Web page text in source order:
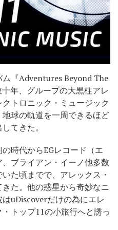
『Adventures Beyond The
年、グループの大黒柱アレ
トロニック・ミュージック
球の軌道を一周できるほど
てきた。
時代からEGレコード（エ
ブライアン・イーノ他多数
た頃までで、アレックス・
た。他の惑星から奇妙なニ
uDiscoverだけの為にエレ
トップ11の小旅行へと誘っ